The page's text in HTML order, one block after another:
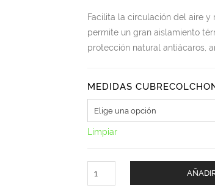
61
Facilita la circulación del aire
permite un gran aislamiento
protección natural antiácaros,
MEDIDAS
Limpiar
Colchón